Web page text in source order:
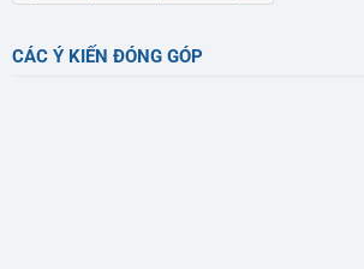
CÁC Ý KIẾN ĐÓNG GÓP